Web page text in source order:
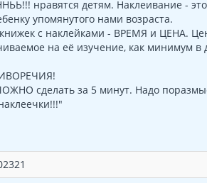
нравятся детям. Наклеивание
упомянутого нами возраста.
с наклейками - ВРЕМЯ и ЦЕНА.
на её изучение, как минимум
сделать за 5 минут. Надо